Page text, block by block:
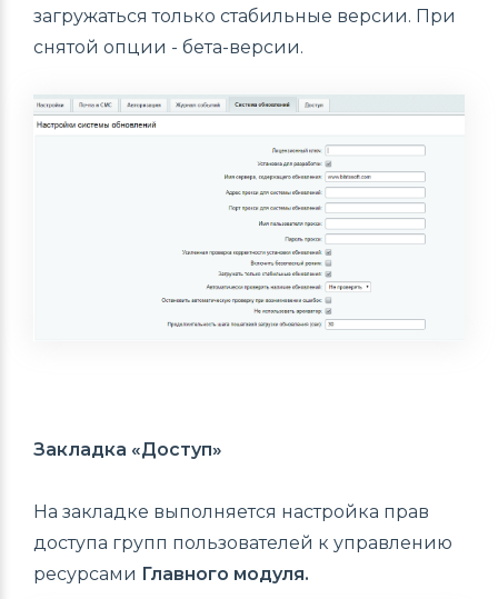
загружаться только стабильные версии. При
снятой опции - бета-версии.
Закладка «Доступ»
На закладке выполняется настройка прав
доступа групп пользователей к управлению
ресурсами Главного модуля.